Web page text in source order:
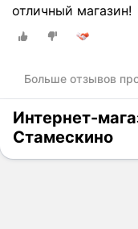
отличный магазин!
Больше отзывов
Интернет-
Стамескино